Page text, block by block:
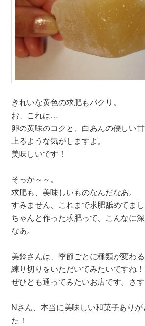
きれいな黄色の求肥もパクリ。
お、これは…
卵の黄味のコクと、白あんの優しい
上るような気がしますよ。
美味しいです！
そっか～～。
求肥も、美味しいものなんだなあ。
すみません、これまで求肥舐めてまし
ちゃんと作った求肥って、こんなに
なあ。
美鈴さんは、季節ごとに種類が変わ
練り切りをいただいてみたいですね！
ぜひとも通ってみたいお店です。さす
Nさん、本当に美味しい和菓子あり
た！